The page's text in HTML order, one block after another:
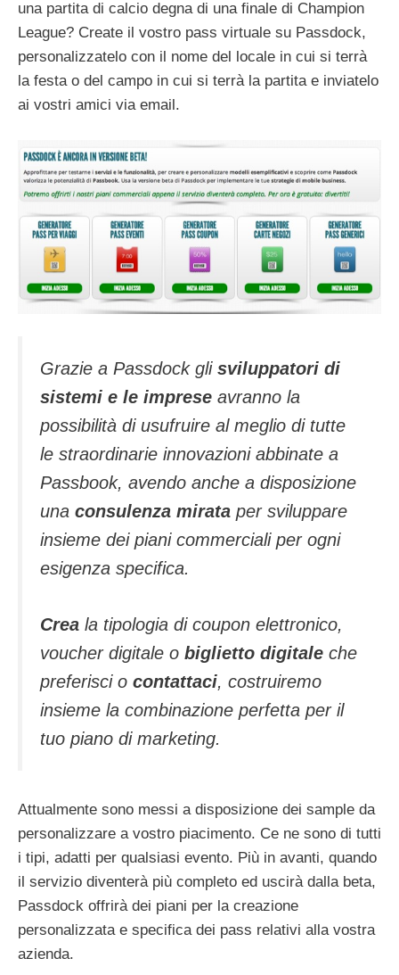
una partita di calcio degna di una finale di Champion
League? Create il vostro pass virtuale su Passdock,
personalizzatelo con il nome del locale in cui si terrà
la festa o del campo in cui si terrà la partita e inviatelo
ai vostri amici via email.
Grazie a Passdock glisviluppatori di
sistemi e le imprese avranno la
possibilità di usufruire al meglio di tutte
le straordinarie innovazioni abbinate a
Passbook, avendo anche a disposizione
una consulenza mirata per sviluppare
insieme dei piani commerciali per ogni
esigenza specifica.
Crea la tipologia di coupon elettronico,
voucher digitale o biglietto digitale che
preferisci o contattaci, costruiremo
insieme la combinazione perfetta per il
tuo piano di marketing.
Attualmente sono messi a disposizione dei sample da
personalizzare a vostro piacimento. Ce ne sono di tutti
i tipi, adatti per qualsiasi evento. Più in avanti, quando
il servizio diventerà più completo ed uscirà dalla beta,
Passdock offrirà dei piani per la creazione
personalizzata e specifica dei pass relativi alla vostra
azienda.